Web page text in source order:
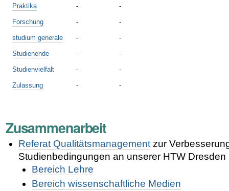
Praktika - -
Forschung - -
studium generale - -
Studienende - -
Studienvielfalt - -
Zulassung - -
Zusammenarbeit
Referat Qualitätsmanagement zur
Studienbedingungen an unserer HTW Dresden
Bereich Lehre
Bereich wissenschaftliche Medien